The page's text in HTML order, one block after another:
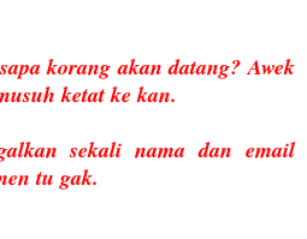
korang akan datang? Awek
ketat ke kan.
sekali nama dan email
tu gak.